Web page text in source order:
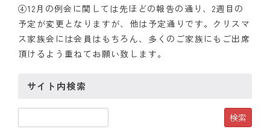
④12月の例会に関しては先ほどの報告の通り、2週目の
予定が変更となりますが、他は予定通りです。クリスマ
ス家族会には会員はもちろん、多くのご家族にもご出席
頂けるよう重ねてお願い致します。
サイト内検索